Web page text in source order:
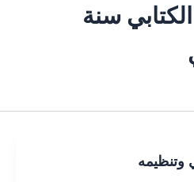
سنة
وتنظيمه